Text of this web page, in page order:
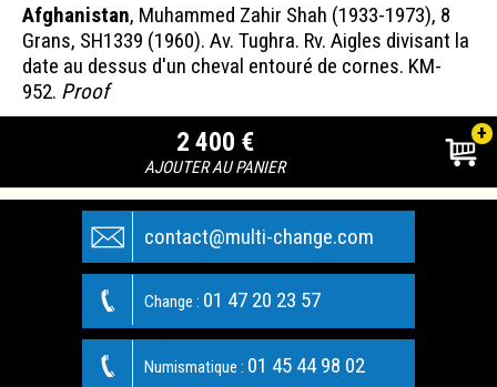
Afghanistan, Muhammed Zahir Shah (1933-1973), 8
Grans, SH1339 (1960). Av. Tughra. Rv. Aigles divisant la
date au dessus d'un cheval entouré de cornes. KM-
952. Proof
2 400 €
AJOUTER AU PANIER
+
contact@multi-change.com
Change : 01 47 20 23 57
Numismatique : 01 45 44 98 02